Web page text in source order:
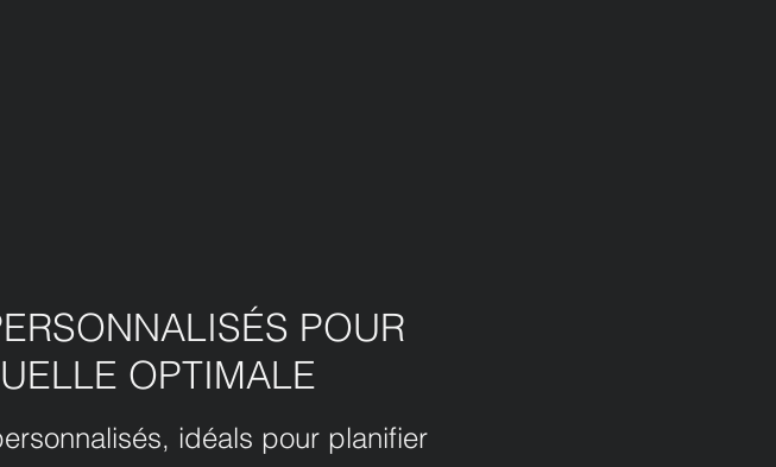
POUR
OPTIMALE
idéals pour planifier